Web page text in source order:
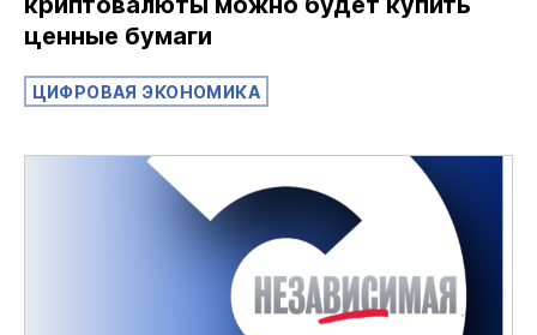
ценные бумаги
ЦИФРОВАЯ ЭКОНОМИКА